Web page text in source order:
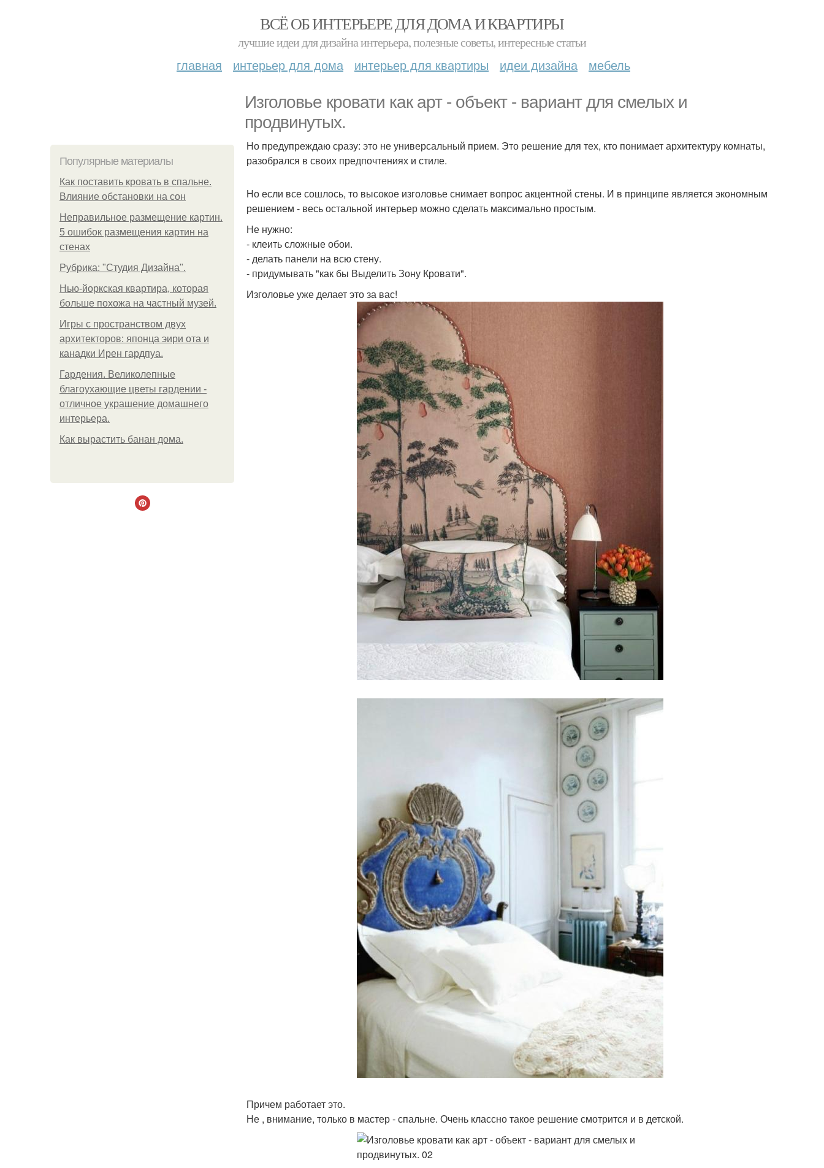
ВСЁ ОБ ИНТЕРЬЕРЕ ДЛЯ ДОМА И КВАРТИРЫ
лучшие идеи для дизайна интерьера, полезные советы, интересные статьи
главная интерьер для дома интерьер для квартиры идеи дизайна мебель
Изголовье кровати как арт - объект - вариант для смелых и
продвинутых.
Популярные материалы
Как поставить кровать в спальне.
Влияние обстановки на сон
Неправильное размещение картин.
5 ошибок размещения картин на
стенах
Рубрика: "Студия Дизайна".
Нью-йоркская квартира, которая
больше похожа на частный музей.
Игры с пространством двух
архитекторов: японца эири ота и
канадки Ирен гардпуа.
Гардения. Великолепные
благоухающие цветы гардении -
отличное украшение домашнего
интерьера.
Как вырастить банан дома.
Но предупреждаю сразу: это не универсальный прием. Это решение для тех, кто понимает архитектуру комнаты,
разобрался в своих предпочтениях и стиле.
Но если все сошлось, то высокое изголовье снимает вопрос акцентной стены. И в принципе является экономным
решением - весь остальной интерьер можно сделать максимально простым.
Не нужно:
- клеить сложные обои.
- делать панели на всю стену.
- придумывать "как бы Выделить Зону Кровати".
Изголовье уже делает это за вас!
Причем работает это.
Не , внимание, только в мастер - спальне. Очень классно такое решение смотрится и в детской.